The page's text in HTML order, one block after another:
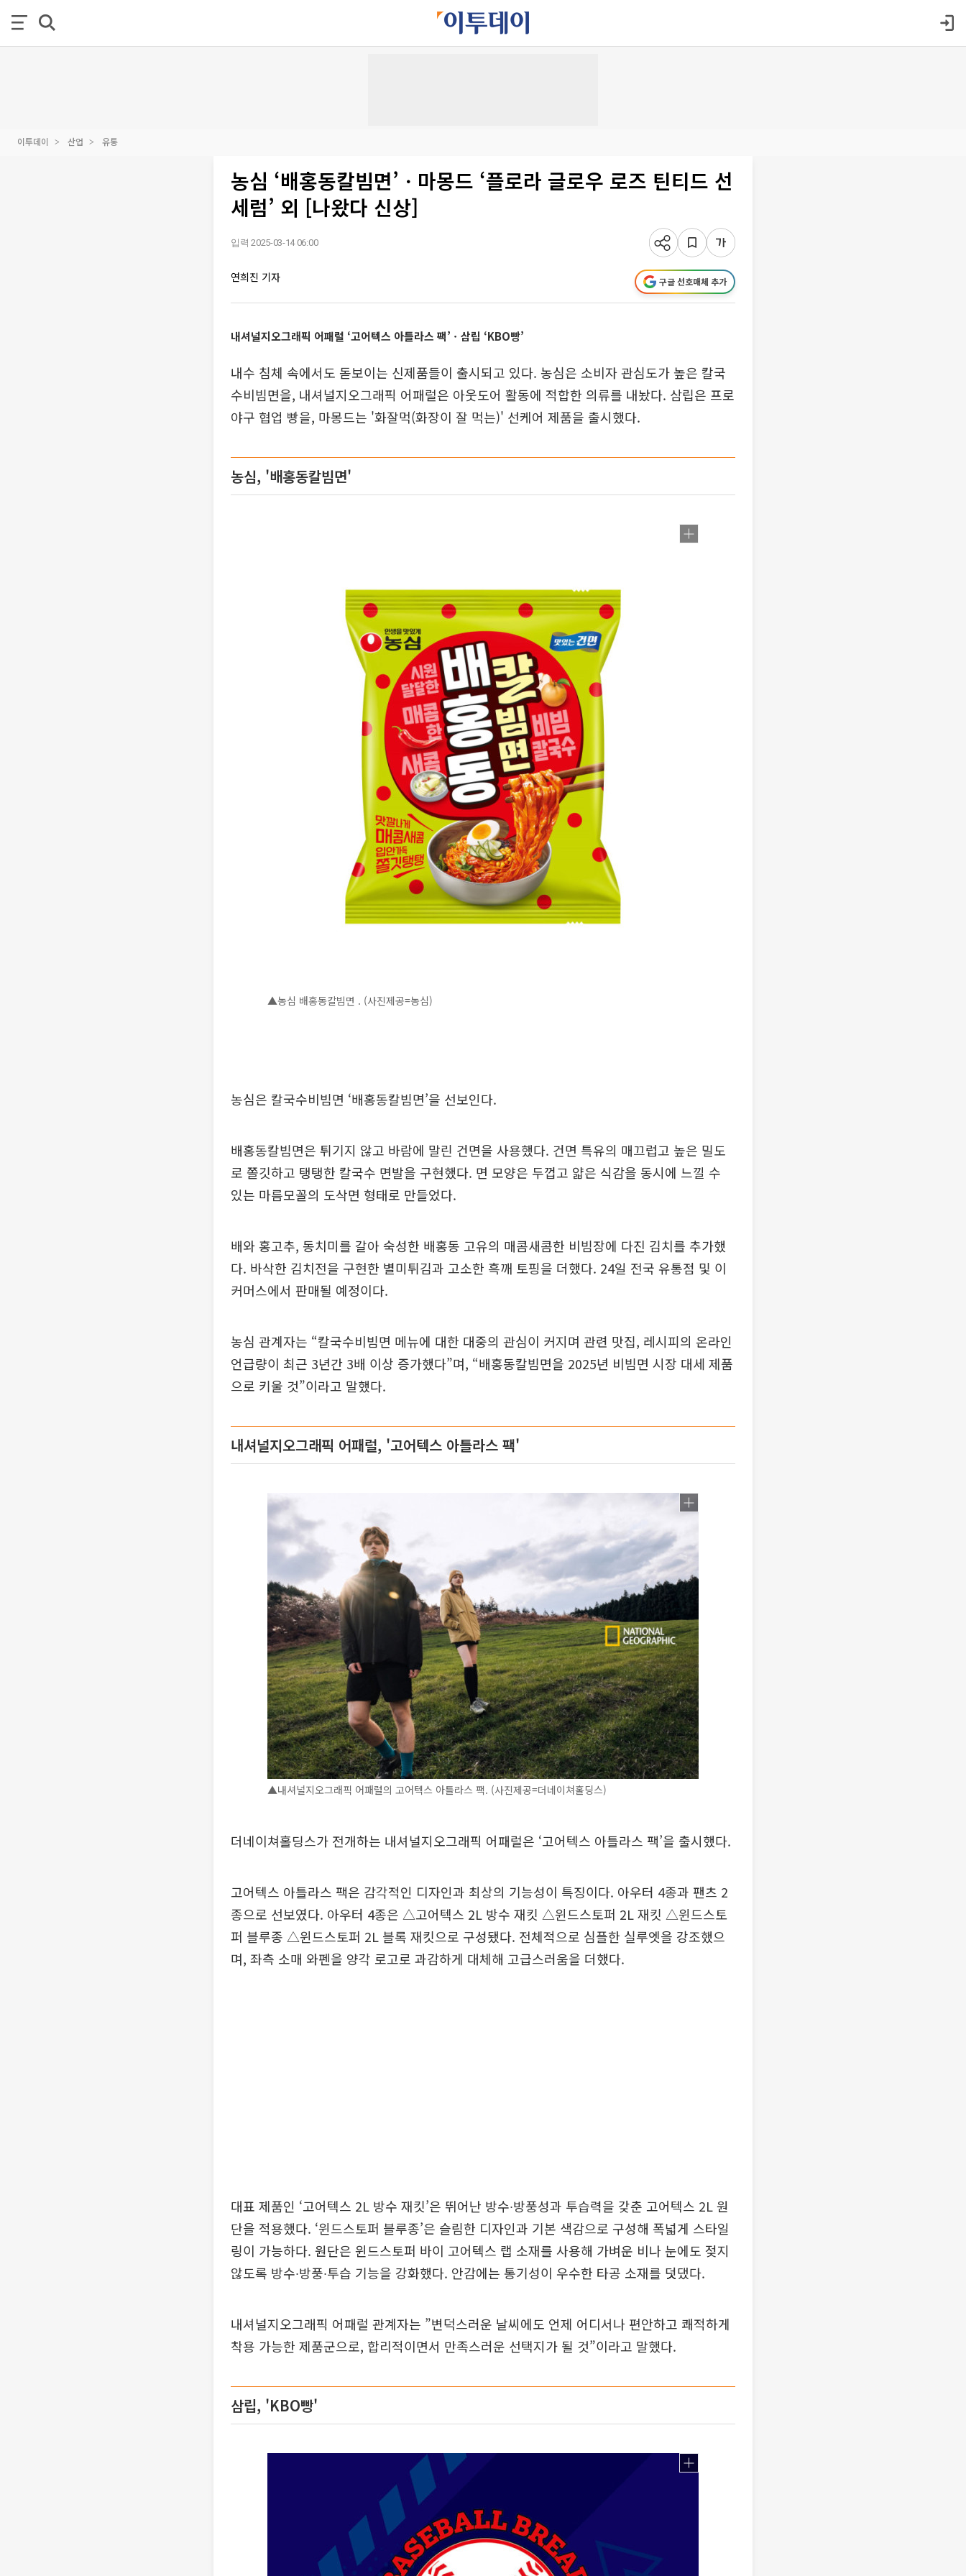
이투데이 산업 유통
농심 ‘배홍동칼빔면’ㆍ마몽드 ‘플로라 글로우 로즈 틴티드 선
세럼’ 외 [나왔다 신상]
입력 2025-03-14 06:00
연희진 기자 구글 선호매체 추가
내셔널지오그래픽 어패럴 ‘고어텍스 아틀라스 팩’ㆍ삼립 ‘KBO빵’
내수 침체 속에서도 돋보이는 신제품들이 출시되고 있다. 농심은 소비자 관심도가 높은 칼국
수비빔면을, 내셔널지오그래픽 어패럴은 아웃도어 활동에 적합한 의류를 내놨다. 삼립은 프로
야구 협업 빵을, 마몽드는 '화잘먹(화장이 잘 먹는)' 선케어 제품을 출시했다.
농심, '배홍동칼빔면'
▲농심 배홍동칼빔면 . (사진제공=농심)
농심은 칼국수비빔면 ‘배홍동칼빔면’을 선보인다.
배홍동칼빔면은 튀기지 않고 바람에 말린 건면을 사용했다. 건면 특유의 매끄럽고 높은 밀도
로 쫄깃하고 탱탱한 칼국수 면발을 구현했다. 면 모양은 두껍고 얇은 식감을 동시에 느낄 수
있는 마름모꼴의 도삭면 형태로 만들었다.
배와 홍고추, 동치미를 갈아 숙성한 배홍동 고유의 매콤새콤한 비빔장에 다진 김치를 추가했
다. 바삭한 김치전을 구현한 별미튀김과 고소한 흑깨 토핑을 더했다. 24일 전국 유통점 및 이
커머스에서 판매될 예정이다.
농심 관계자는 “칼국수비빔면 메뉴에 대한 대중의 관심이 커지며 관련 맛집, 레시피의 온라인
언급량이 최근 3년간 3배 이상 증가했다”며, “배홍동칼빔면을 2025년 비빔면 시장 대세 제품
으로 키울 것”이라고 말했다.
내셔널지오그래픽 어패럴, '고어텍스 아틀라스 팩'
▲내셔널지오그래픽 어패럴의 고어텍스 아틀라스 팩. (사진제공=더네이쳐홀딩스)
더네이쳐홀딩스가 전개하는 내셔널지오그래픽 어패럴은 ‘고어텍스 아틀라스 팩’을 출시했다.
고어텍스 아틀라스 팩은 감각적인 디자인과 최상의 기능성이 특징이다. 아우터 4종과 팬츠 2
종으로 선보였다. 아우터 4종은 △고어텍스 2L 방수 재킷 △윈드스토퍼 2L 재킷 △윈드스토
퍼 블루종 △윈드스토퍼 2L 블록 재킷으로 구성됐다. 전체적으로 심플한 실루엣을 강조했으
며, 좌측 소매 와펜을 양각 로고로 과감하게 대체해 고급스러움을 더했다.
대표 제품인 ‘고어텍스 2L 방수 재킷’은 뛰어난 방수∙방풍성과 투습력을 갖춘 고어텍스 2L 원
단을 적용했다. ‘윈드스토퍼 블루종’은 슬림한 디자인과 기본 색감으로 구성해 폭넓게 스타일
링이 가능하다. 원단은 윈드스토퍼 바이 고어텍스 랩 소재를 사용해 가벼운 비나 눈에도 젖지
않도록 방수∙방풍∙투습 기능을 강화했다. 안감에는 통기성이 우수한 타공 소재를 덧댔다.
내셔널지오그래픽 어패럴 관계자는 ”변덕스러운 날씨에도 언제 어디서나 편안하고 쾌적하게
착용 가능한 제품군으로, 합리적이면서 만족스러운 선택지가 될 것”이라고 말했다.
삼립, 'KBO빵'